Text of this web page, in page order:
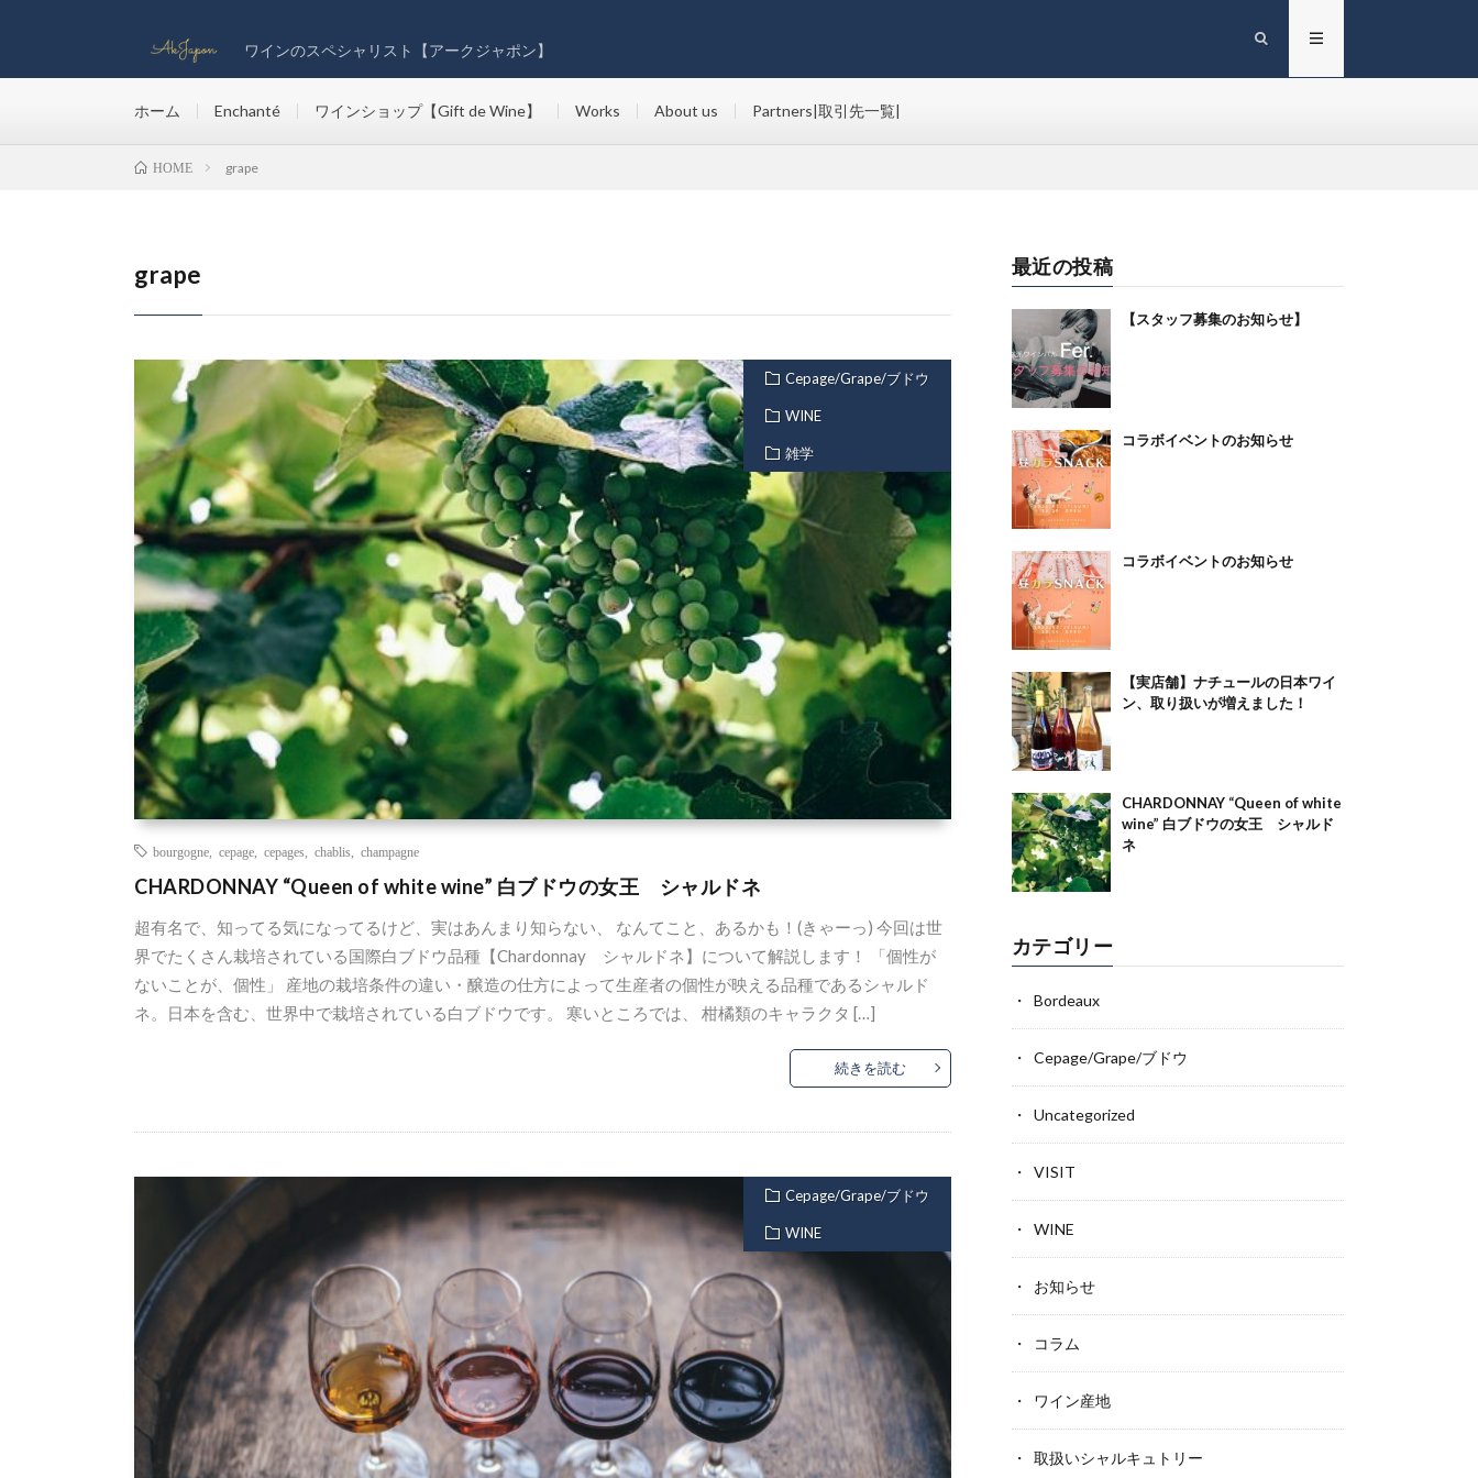
ワインのスペシャリスト【アークジャポン】
ホーム Enchanté ワインショップ【Gift de Wine】 Works About us Partners|取引先一覧|
HOME grape
grape
Cepage/Grape/ブドウ
WINE
雑学
bourgogne cepage cepages chablis champagne
CHARDONNAY “Queen of white wine” 白ブドウの女王 シャルドネ
超有名で、知ってる気になってるけど、実はあんまり知らない、 なんてこと、あるかも！(きゃーっ) 今回は世
界でたくさん栽培されている国際白ブドウ品種【Chardonnay シャルドネ】について解説します！ 「個性が
ないことが、個性」 産地の栽培条件の違い・醸造の仕方によって生産者の個性が映える品種であるシャルド
ネ。日本を含む、世界中で栽培されている白ブドウです。 寒いところでは、 柑橘類のキャラクタ […]
続きを読む
Cepage/Grape/ブドウ
WINE
最近の投稿
【スタッフ募集のお知らせ】
コラボイベントのお知らせ
コラボイベントのお知らせ
【実店舗】ナチュールの日本ワイ
ン、取り扱いが増えました！
CHARDONNAY “Queen of white
wine” 白ブドウの女王 シャルド
ネ
カテゴリー
Bordeaux
Cepage/Grape/ブドウ
Uncategorized
VISIT
WINE
お知らせ
コラム
ワイン産地
取扱いシャルキュトリー